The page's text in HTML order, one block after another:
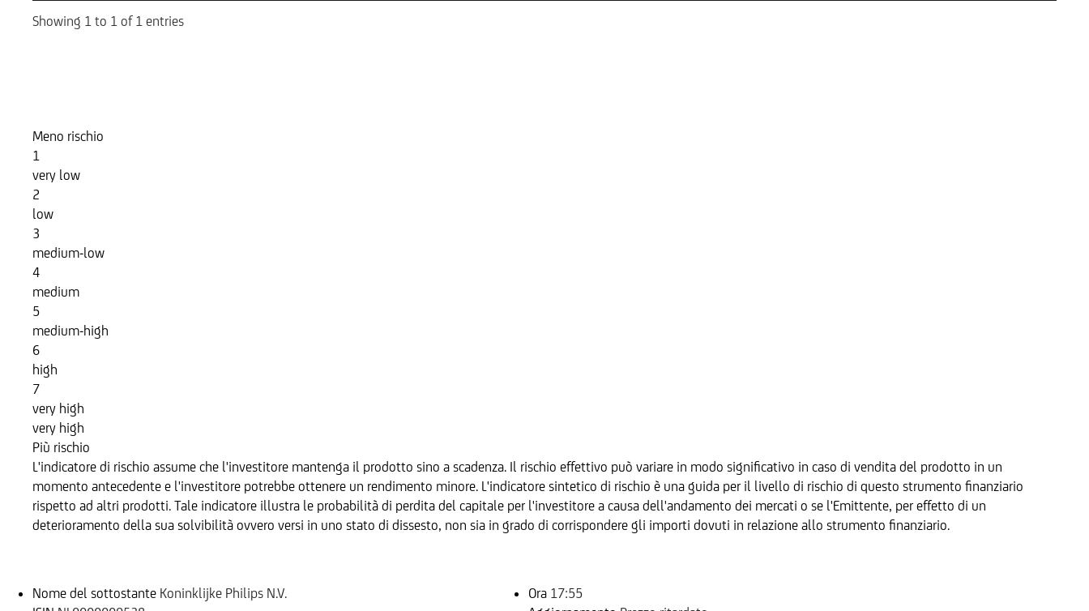
Showing 1 to 1 of 1 entries
Meno rischio
1
very low
2
low
3
medium-low
4
medium
5
medium-high
6
high
7
very high
very high
Più rischio
L'indicatore di rischio assume che l'investitore mantenga il prodotto sino a scadenza. Il rischio effettivo può variare in modo significativo in caso di vendita del prodotto in un
momento antecedente e l'investitore potrebbe ottenere un rendimento minore. L'indicatore sintetico di rischio è una guida per il livello di rischio di questo strumento finanziario
rispetto ad altri prodotti. Tale indicatore illustra le probabilità di perdita del capitale per l'investitore a causa dell'andamento dei mercati o se l'Emittente, per effetto di un
deterioramento della sua solvibilità ovvero versi in uno stato di dissesto, non sia in grado di corrispondere gli importi dovuti in relazione allo strumento finanziario.
Nome del sottostante Koninklijke Philips N.V.
Ora 17:55